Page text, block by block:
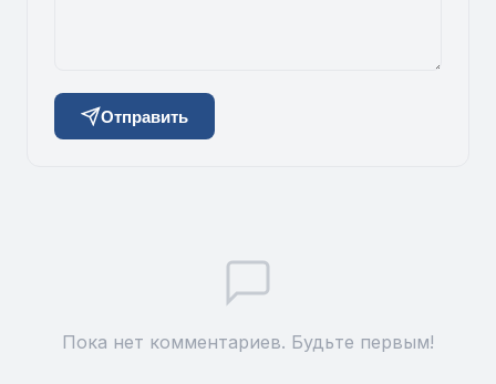
Отправить
Пока нет комментариев. Будьте первым!